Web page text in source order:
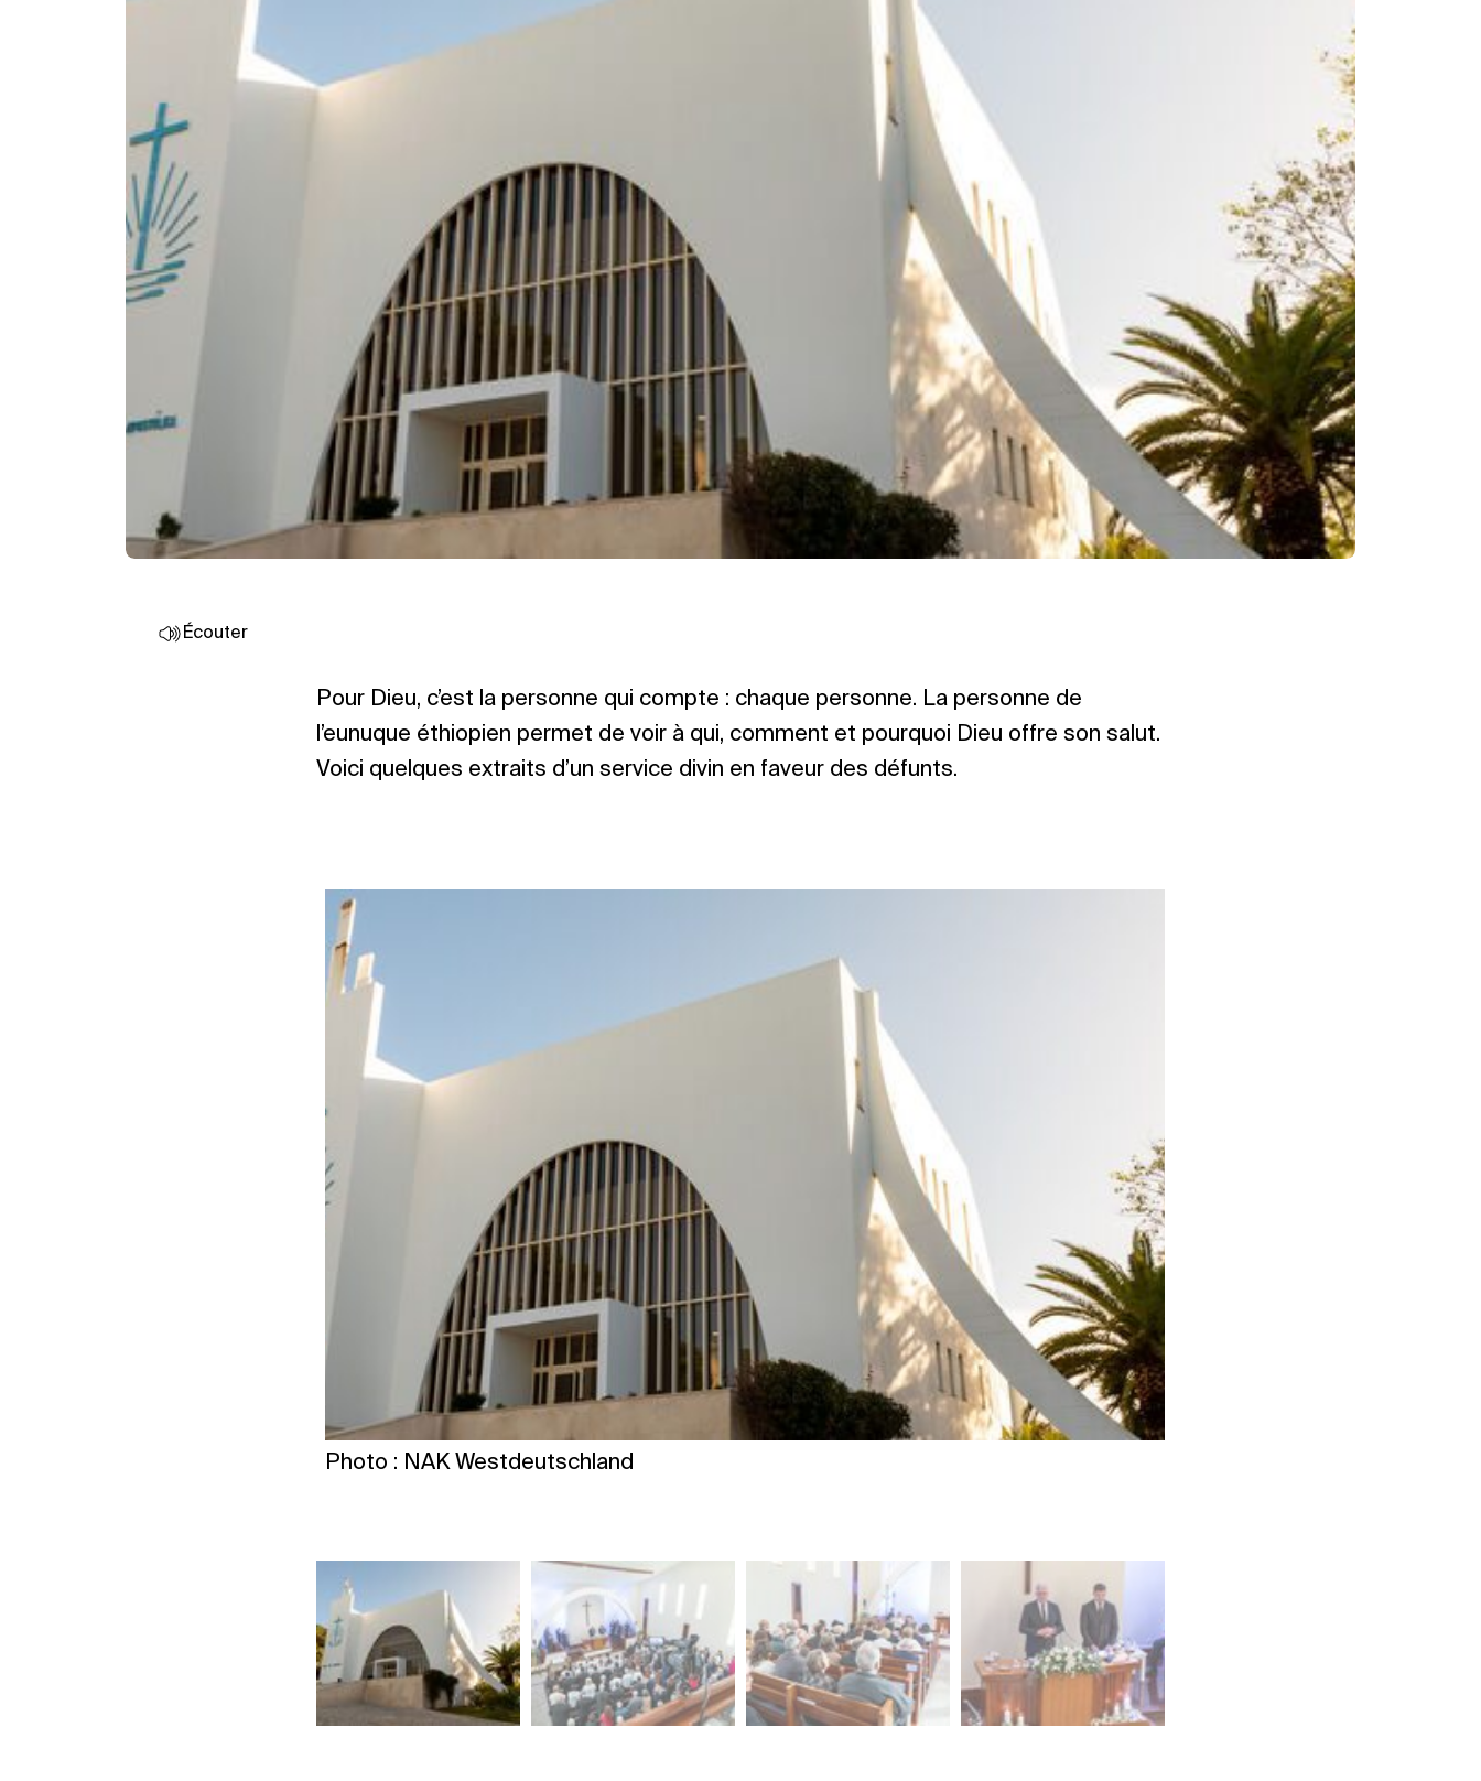
Écouter
Pour Dieu, c’est la personne qui compte : chaque personne. La personne de
l’eunuque éthiopien permet de voir à qui, comment et pourquoi Dieu offre son salut.
Voici quelques extraits d’un service divin en faveur des défunts.
Photo : NAK Westdeutschland